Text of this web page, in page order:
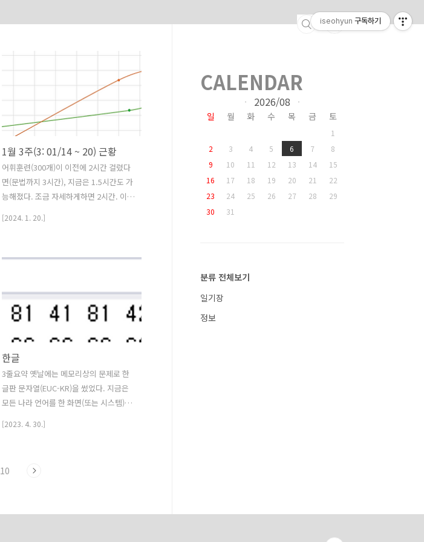
1월 3주(3: 01/14 ~ 20) 근황
어휘훈련(300개)이 이전에 2시간 걸렸다
면(문법까지 3시간), 지금은 1.5시간도 가
능해졌다. 조금 자세하게하면 2시간. 이달
다녀올때, 목표가 약간 딜레이됬는데, 아
는 건 어쩔 수 없는 것 같다. 2월이나 3월
었다. 하지만 원래목표대로 웹페이지 올리
고, 동영상(Full version, Speedy
할 것 같다. 게다가 작년에 진행한 문서화
프로젝트를 좀 손봐야 할 것 같다. 과학교
과를 2월 안쪽으로 완료한다면, 3~4월 문
서화 재정비(엑셀 강의자료 만든것 업로
드.. 할 수 있으면 좋고), 5~6월 과학교..
[2024. 1. 20.]
한글
3줄요약 옛날에는 메모리상의 문제로 한
글판 문자열(EUC-KR)을 썼었다. 지금은
모든 나라 언어를 한 화면(또는 시스템)에
다. 코딩으로 살펴보니 아직도 window에
ㅅㅇㅈㅊㅋㅌㅍㅎ 모음 10 ㅏㅑㅓㅕㅗㅛ
[2023. 4. 30.]
10
CALENDAR
« 2026/08 »
일 월 화 수 목 금 토
1
2
3 4 5 6 7
8
9
10 11 12 13 14
15
16
17 18 19 20 21
22
23
24 25 26 27 28
29
30
31
분류 전체보기
일기장
정보
iseohyun 구독하기